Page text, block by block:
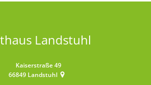
Landstuhl
Kaiserstraße 49
66849 Landstuhl